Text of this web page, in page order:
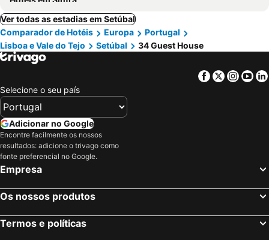
Ver todas as estadias em Setúbal
Comparador de Hotéis
Europa
Portugal
Lisboa e Vale do Tejo
Setúbal 34 Guest House
Facebook
Twitter
Selecione o seu país
Adicionar no Google
Encontre facilmente os nossos
resultados: adicione o trivago como
fonte preferencial no Google.
Empresa
Os nossos produtos
Termos e políticas